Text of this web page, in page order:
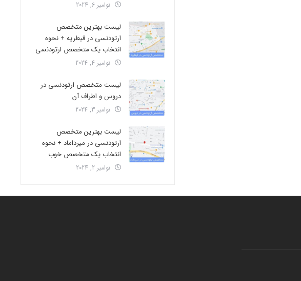
نوامبر 6, 2024
لیست بهترین متخصص
ارتودنسی در قیطریه + نحوه
انتخاب یک متخصص ارتودنسی
نوامبر 4, 2024
لیست متخصص ارتودنسی در
دروس و اطراف آن
نوامبر 3, 2024
لیست بهترین متخصص
ارتودنسی در میرداماد + نحوه
انتخاب یک متخصص خوب
نوامبر 2, 2024